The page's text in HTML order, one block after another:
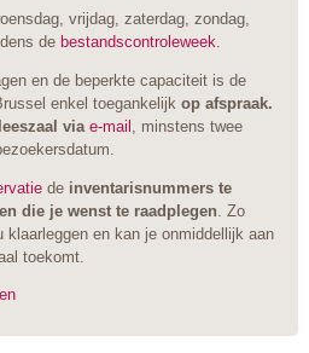
vrijdag, zaterdag, zondag,
de bestandscontroleweek.
en de beperkte capaciteit is de
enkel toegankelijk op afspraak.
via e-mail
, minstens twee
deinventarisnummers te
die je wenst te raadplegen . Zo
en kan je onmiddellijk aan
toekomt.